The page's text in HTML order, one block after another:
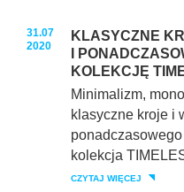
31.07
2020
KLASYCZNE
I
KOLEKCJĘ
Minimalizm,
klasyczne kroje i
kolekcja
CZYTAJ WIĘCEJ